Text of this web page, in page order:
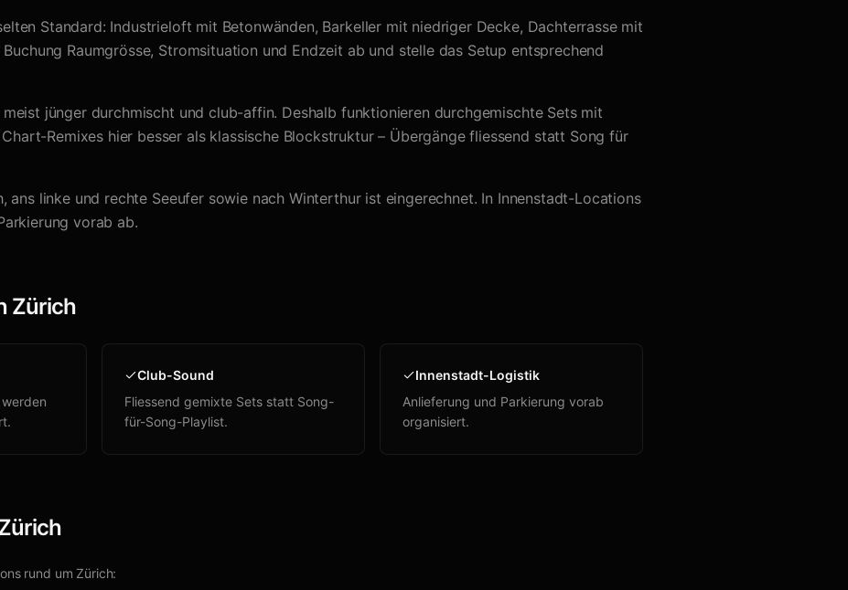
Standard: Industrieloft mit Betonwänden, Barkeller mit niedriger Decke, Dachterrasse mit
Raumgrösse, Stromsituation und Endzeit ab und stelle das Setup entsprechend
jünger durchmischt und club-affin. Deshalb funktionieren durchgemischte Sets mit
Remixes hier besser als klassische Blockstruktur – Übergänge fliessend statt Song für
ans linke und rechte Seeufer sowie nach Winterthur ist eingerechnet. In Innenstadt-Locations
vorab ab.
Zürich
Club-Sound
Fliessend gemixte Sets statt Song-
für-Song-Playlist.
Innenstadt-Logistik
Anlieferung und Parkierung vorab
organisiert.
rund um Zürich: